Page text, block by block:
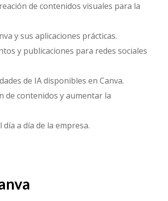
de contenidos visuales para la
y sus aplicaciones prácticas.
y publicaciones para redes sociales
de IA disponibles en Canva.
de contenidos y aumentar la
a día de la empresa.